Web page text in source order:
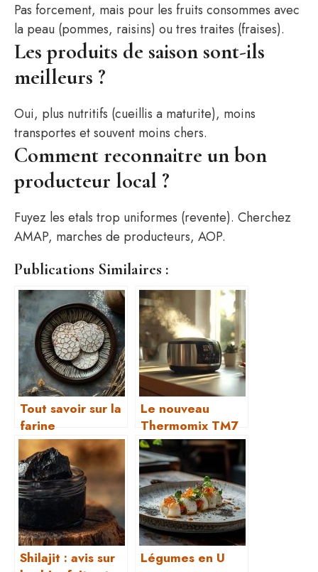
Pas forcement, mais pour les fruits consommes avec
la peau (pommes, raisins) ou tres traites (fraises).
Les produits de saison sont-ils
meilleurs ?
Oui, plus nutritifs (cueillis a maturite), moins
transportes et souvent moins chers.
Comment reconnaitre un bon
producteur local ?
Fuyez les etals trop uniformes (revente). Cherchez
AMAP, marches de producteurs, AOP.
Publications Similaires :
Tout savoir sur la
farine
fermentante
Le nouveau
Thermomix TM7
sortira le 7 avril
2025 !
Shilajit : avis sur
Légumes en U